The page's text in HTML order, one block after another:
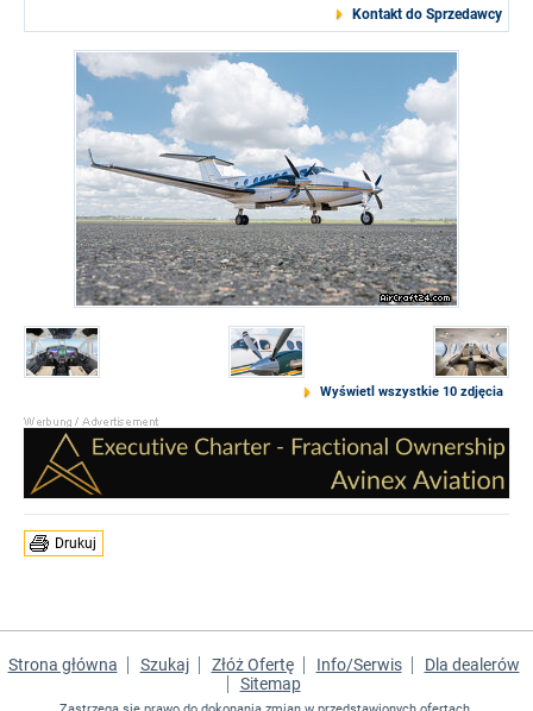
Kontakt do Sprzedawcy
Wyświetl wszystkie 10 zdjęcia
Drukuj
Strona główna Szukaj Złóż Ofertę Info/Serwis
Dla dealerów
Sitemap